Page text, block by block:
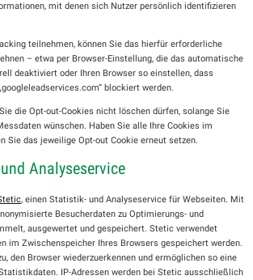
mit denen sich Nutzer persönlich identifizieren
teilnehmen, können Sie das hierfür erforderliche
– etwa per Browser-Einstellung, die das automatische
deaktiviert oder Ihren Browser so einstellen, dass
blockiert werden.
die Opt-out-Cookies nicht löschen dürfen, solange Sie
wünschen. Haben Sie alle Ihre Cookies im
Sie das jeweilige Opt-out Cookie erneut setzen.
Analyseservice
, einen Statistik- und Analyseservice für Webseiten. Mit
Besucherdaten zu Optimierungs- und
ausgewertet und gespeichert. Stetic verwendet
im Zwischenspeicher Ihres Browsers gespeichert werden.
den Browser wiederzuerkennen und ermöglichen so eine
IP-Adressen werden bei Stetic ausschließlich